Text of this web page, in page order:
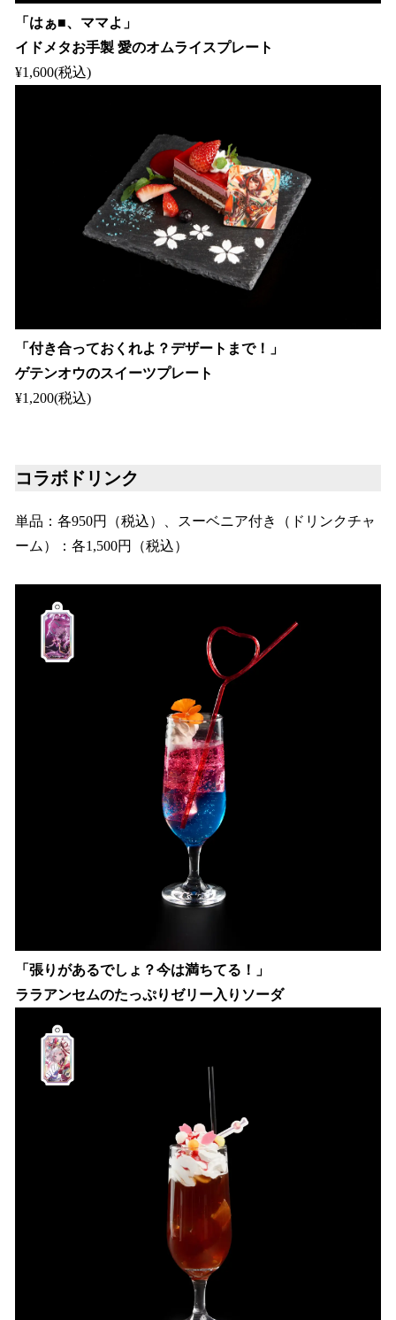
「はぁ■、ママよ」
イドメタお手製 愛のオムライスプレート
¥1,600(税込)
「付き合っておくれよ？デザートまで！」
ゲテンオウのスイーツプレート
¥1,200(税込)
コラボドリンク
単品：各950円（税込）、スーベニア付き（ドリンクチャ
ーム）：各1,500円（税込）
「張りがあるでしょ？今は満ちてる！」
ララアンセムのたっぷりゼリー入りソーダ